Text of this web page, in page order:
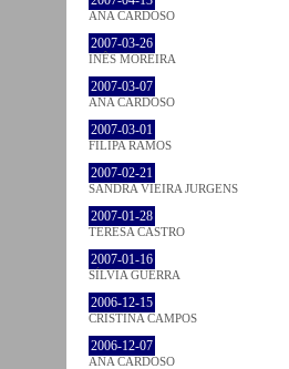
ANA CARDOSO
2007-03-26
INÊS MOREIRA
2007-03-07
ANA CARDOSO
2007-03-01
FILIPA RAMOS
2007-02-21
SANDRA VIEIRA JURGENS
2007-01-28
TERESA CASTRO
2007-01-16
SÍLVIA GUERRA
2006-12-15
CRISTINA CAMPOS
2006-12-07
ANA CARDOSO